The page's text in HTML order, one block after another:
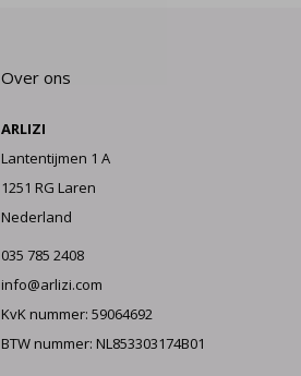
Over ons
ARLIZI
Lantentijmen 1 A
1251 RG Laren
Nederland
035 785 2408
info@arlizi.com
KvK nummer: 59064692
BTW nummer: NL853303174B01